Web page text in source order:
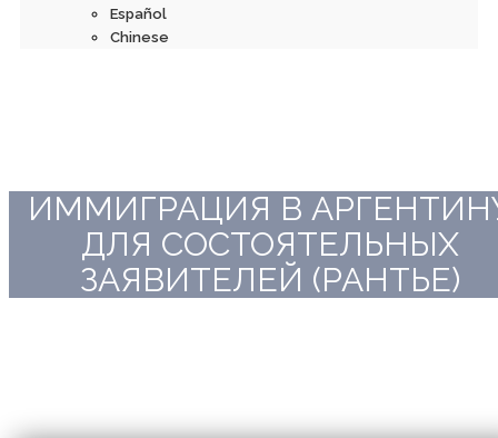
Español
Chinese
ИММИГРАЦИЯ В
ДЛЯ СОСТОЯТЕЛЬНЫХ
ЗАЯВИТЕЛЕЙ (РАНТЬЕ)